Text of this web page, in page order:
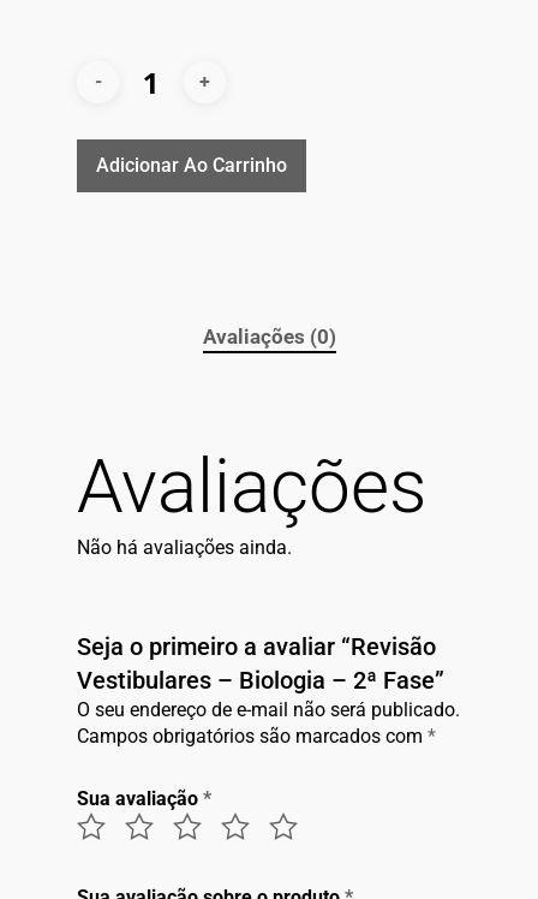
Adicionar Ao Carrinho
Avaliações (0)
Avaliações
Não há avaliações ainda.
Seja o primeiro a avaliar “Revisão
Vestibulares – Biologia – 2ª Fase”
O seu endereço de e-mail não será publicado.
Campos obrigatórios são marcados com *
Sua avaliação *